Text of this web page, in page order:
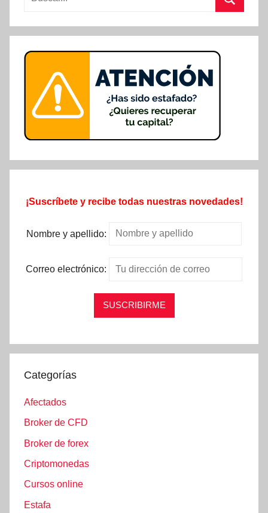
¡Suscríbete y recibe todas nuestras novedades!
Nombre y apellido:
Correo electrónico:
Categorías
Afectados
Broker de CFD
Broker de forex
Criptomonedas
Cursos online
Estafa